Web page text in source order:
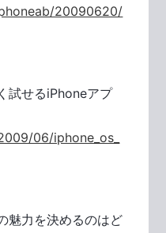
20090620/
試せるiPhoneアプ
06/iphone_os_
魅力を決めるのはど